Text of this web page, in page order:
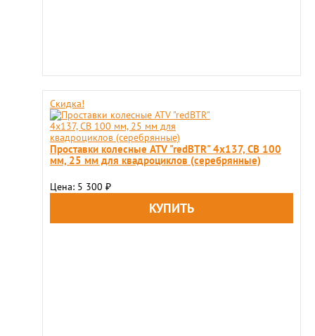
Скидка!
Проставки колесные ATV "redBTR" 4x137, СВ 100
мм, 25 мм для квадроциклов (серебрянные)
Цена: 5 300 ₽